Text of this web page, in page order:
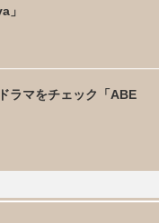
」
ラマをチェック「ABE